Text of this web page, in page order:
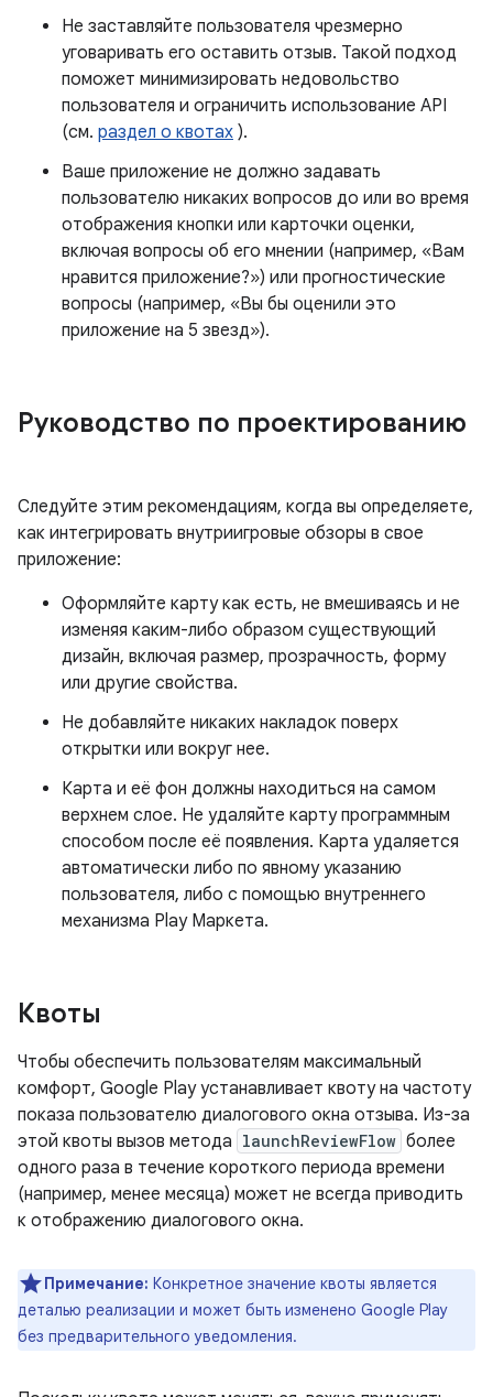
Не заставляйте пользователя чрезмерно
уговаривать его оставить отзыв. Такой подход
поможет минимизировать недовольство
пользователя и ограничить использование API
(см. раздел о квотах ).
Ваше приложение не должно задавать
пользователю никаких вопросов до или во время
отображения кнопки или карточки оценки,
включая вопросы об его мнении (например, «Вам
нравится приложение?») или прогностические
вопросы (например, «Вы бы оценили это
приложение на 5 звезд»).
Руководство по проектированию
Следуйте этим рекомендациям, когда вы определяете,
как интегрировать внутриигровые обзоры в свое
приложение:
Оформляйте карту как есть, не вмешиваясь и не
изменяя каким-либо образом существующий
дизайн, включая размер, прозрачность, форму
или другие свойства.
Не добавляйте никаких накладок поверх
открытки или вокруг нее.
Карта и её фон должны находиться на самом
верхнем слое. Не удаляйте карту программным
способом после её появления. Карта удаляется
автоматически либо по явному указанию
пользователя, либо с помощью внутреннего
механизма Play Маркета.
Квоты
Чтобы обеспечить пользователям максимальный
комфорт, Google Play устанавливает квоту на частоту
показа пользователю диалогового окна отзыва. Из-за
этой квоты вызов метода launchReviewFlow более
одного раза в течение короткого периода времени
(например, менее месяца) может не всегда приводить
к отображению диалогового окна.
Примечание: Конкретное значение квоты является
деталью реализации и может быть изменено Google Play
без предварительного уведомления.